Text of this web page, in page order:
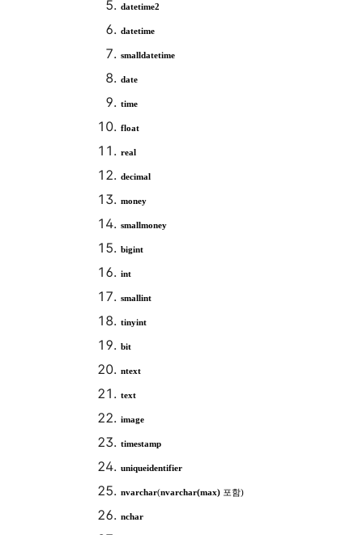
datetime2
datetime
smalldatetime
date
time
float
real
decimal
money
smallmoney
bigint
int
smallint
tinyint
bit
ntext
text
image
timestamp
uniqueidentifier
nvarchar(nvarchar(max) 포함)
nchar